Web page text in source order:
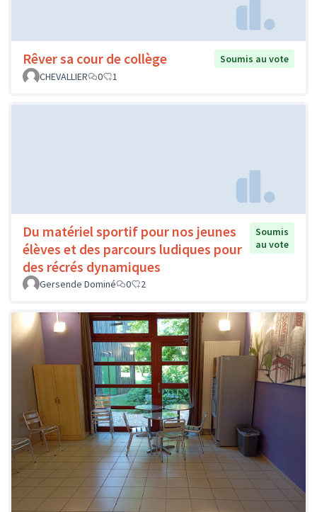
Rêver sa cour de collège
Soumis au vote
CHEVALLIER
0 1
Du matériel sportif pour nos jeunes
élèves et des parcours ludiques pour
des récrés dynamiques
Soumis
au vote
Gersende Dominé 0 2